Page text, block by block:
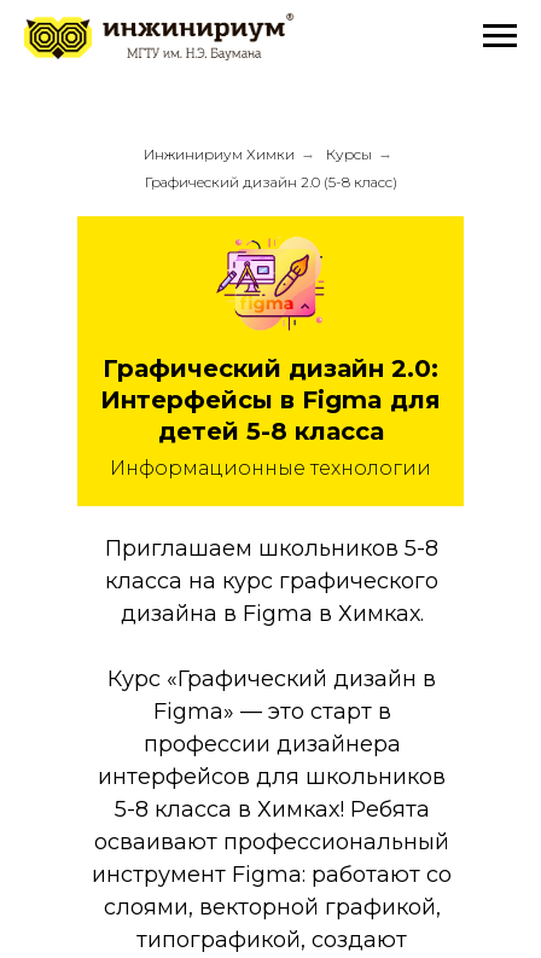
Инжинириум Химки → Курсы →
Графический дизайн 2.0 (5-8 класс)
Приглашаем школьников 5-8
класса на курс графического
дизайна в Figma в Химках.
Курс «Графический дизайн в
Figma» — это старт в
профессии дизайнера
интерфейсов для школьников
5-8 класса в Химках! Ребята
осваивают профессиональный
инструмент Figma: работают со
слоями, векторной графикой,
типографикой, создают
Графический дизайн 2.0:
Интерфейсы в Figma для
детей 5-8 класса
Информационные технологии